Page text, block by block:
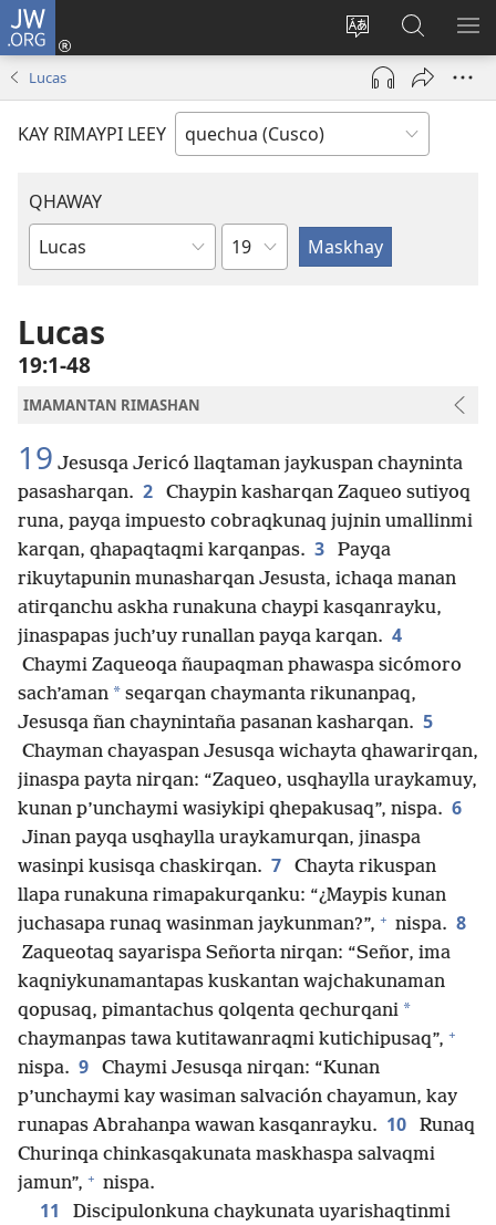
JW.ORG
Direccionpi
akllay
Sutiykiwan
jaykuy
(abre
nueva
JW.ORG
nisqapi
maskhay
Lucas
KAY RIMAYPI LEEY
QHAWAY
Libro
Biblia
Capítulo
Lucas
19:1-48
IMAMANTAN RIMASHAN
19 Jesusqa Jericó llaqtaman jaykuspan chayninta
pasasharqan. 2
Chaypin kasharqan Zaqueo sutiyoq
runa, payqa impuesto cobraqkunaq jujnin umallinmi
karqan, qhapaqtaqmi karqanpas. 3
Payqa
rikuytapunin munasharqan Jesusta, ichaqa manan
atirqanchu askha runakuna chaypi kasqanrayku,
jinaspapas juch’uy runallan payqa karqan. 4
Chaymi Zaqueoqa ñaupaqman phawaspa sicómoro
sach’aman * seqarqan chaymanta rikunanpaq,
Jesusqa ñan chaynintaña pasanan kasharqan. 5
Chayman chayaspan Jesusqa wichayta qhawarirqan,
jinaspa payta nirqan: “Zaqueo, usqhaylla uraykamuy,
kunan p’unchaymi wasiykipi qhepakusaq”, nispa. 6
Jinan payqa usqhaylla uraykamurqan, jinaspa
wasinpi kusisqa chaskirqan. 7
Chayta rikuspan
llapa runakuna rimapakurqanku: “¿Maypis kunan
juchasapa runaq wasinman jaykunman?”, + nispa. 8
Zaqueotaq sayarispa Señorta nirqan: “Señor, ima
kaqniykunamantapas kuskantan wajchakunaman
qopusaq, pimantachus qolqenta qechurqani *
chaymanpas tawa kutitawanraqmi kutichipusaq”, +
nispa. 9
Chaymi Jesusqa nirqan: “Kunan
p’unchaymi kay wasiman salvación chayamun, kay
runapas Abrahanpa wawan kasqanrayku. 10
Runaq
Churinqa chinkasqakunata maskhaspa salvaqmi
jamun”, + nispa.
11
Discipulonkuna chaykunata uyarishaqtinmi